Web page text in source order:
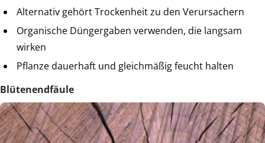
Alternativ gehört Trockenheit zu den Verursachern
Organische Düngergaben verwenden, die langsam
wirken
Pflanze dauerhaft und gleichmäßig feucht halten
Blütenendfäule